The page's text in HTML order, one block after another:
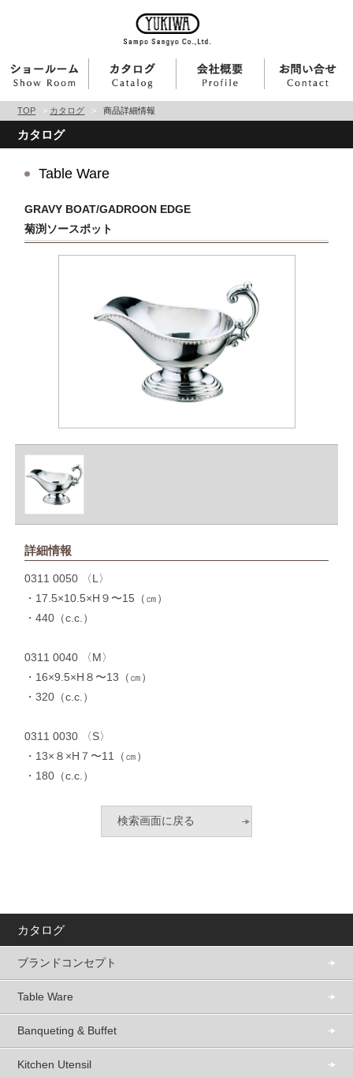
TOP > カタログ > 商品詳細情報
カタログ
Table Ware
GRAVY BOAT/GADROON EDGE
菊渕ソースポット
詳細情報
0311 0050 〈L〉
・17.5×10.5×H９〜15（㎝）
・440（c.c.）
0311 0040 〈M〉
・16×9.5×H８〜13（㎝）
・320（c.c.）
0311 0030 〈S〉
・13×８×H７〜11（㎝）
・180（c.c.）
カタログ
ブランドコンセプト
Table Ware
Banqueting & Buffet
Kitchen Utensil